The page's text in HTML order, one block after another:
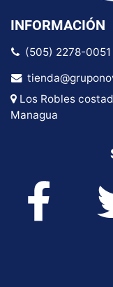
INFORMACIÓN
(505) 2278-0051
Los Robles
Managua